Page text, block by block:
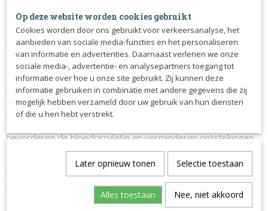
Cryo gel packs langer koel en hebben ze een isolerend
vermogen. Zo blijven ze gemiddeld tussen de 30 à 40 min
koel.
De voering is gemaakt van zacht materiaal met een open
structuur met ingebouwde silicone elementen om de boots
mooi op zijn plaats te houden.
Uitstekend voor het gebruik na een intensieve training,
wedstrijd of bij blessures om de pijn en zwelling te
verminderen. Ze helpen bij het herstellen van blessures,
bevorderen de bloedcirculatie en verminderen ontstekingen.
Hoe te gebruiken: Verwijder de Cryo gel packs van de
buitenkant en plaats deze minimum 3 uur of langer in de
vriezer om het beste afkoelingseffect te krijgen. Zowel te
gebruiken voor de voor- en achterbenen van het paard.
Op deze website worden cookies gebruikt
Cookies worden door ons gebruikt voor verkeersanalyse, het
aanbieden van sociale media-functies en het personaliseren
van informatie en advertenties. Daarnaast verlenen we onze
sociale media-, advertentie- en analysepartners toegang tot
informatie over hoe u onze site gebruikt. Zij kunnen deze
informatie gebruiken in combinatie met andere gegevens die zij
mogelijk hebben verzameld door uw gebruik van hun diensten
of die u hen hebt verstrekt.
Later opnieuw tonen Selectie toestaan
Alles toestaan Nee, niet akkoord